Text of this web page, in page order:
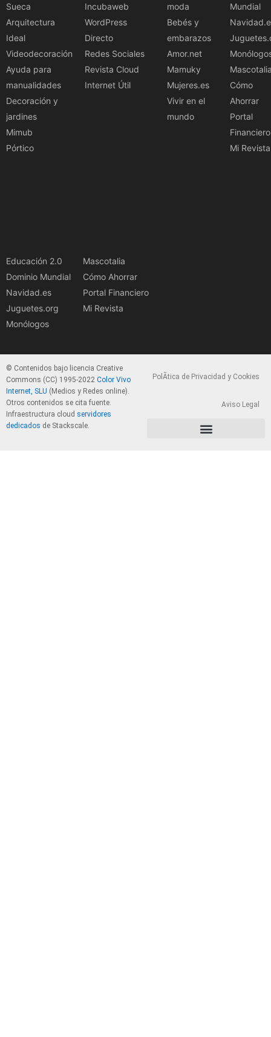
Sueca
Arquitectura
Ideal
Videodecoración
Ayuda para
manualidades
Decoración y
jardines
Mimub
Pórtico
Incubaweb
WordPress
Directo
Redes Sociales
Revista Cloud
Internet Útil
moda
Bebés y
embarazos
Amor.net
Mamuky
Mujeres.es
Vivir en el
mundo
Mundial
Cómo
Ahorrar
Portal
Financiero
Mi Revista
Educación 2.0
Dominio Mundial
Navidad.es
Juguetes.org
Monólogos
Mascotalia
Cómo Ahorrar
Portal Financiero
Mi Revista
© Contenidos bajo licencia Creative
Commons (CC) 1995-2022 Color Vivo
Internet, SLU (Medios y Redes online).
Otros contenidos se cita fuente.
Infraestructura cloud servidores
dedicados de Stackscale.
PolÃ­tica de Privacidad y Cookies
Aviso Legal